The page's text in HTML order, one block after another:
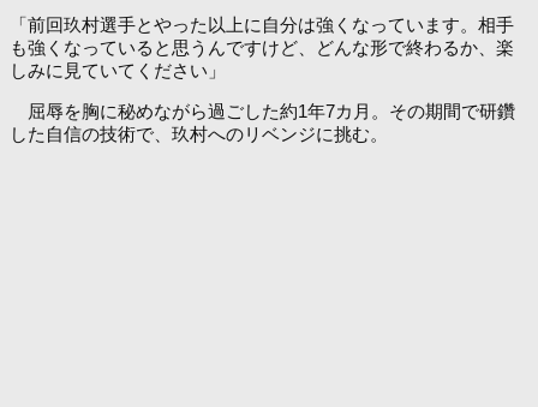
「前回玖村選手とやった以上に自分は強くなっています。相手
も強くなっていると思うんですけど、どんな形で終わるか、楽
しみに見ていてください」
屈辱を胸に秘めながら過ごした約1年7カ月。その期間で研鑽
した自信の技術で、玖村へのリベンジに挑む。